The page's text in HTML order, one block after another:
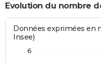
Evolution du nombre
Données exprimées en
Insee)
6